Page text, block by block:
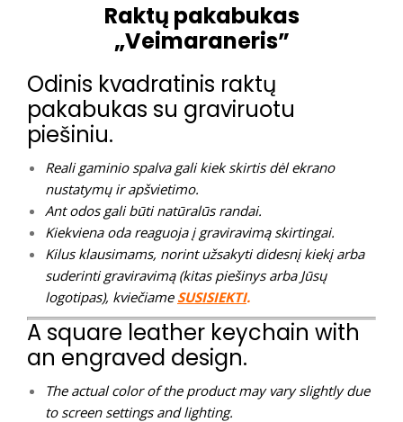
Raktų pakabukas
„Veimaraneris”
Odinis kvadratinis raktų
pakabukas su graviruotu
piešiniu.
Reali gaminio spalva gali kiek skirtis dėl ekrano
nustatymų ir apšvietimo.
Ant odos gali būti natūralūs randai.
Kiekviena oda reaguoja į graviravimą skirtingai.
Kilus klausimams, norint užsakyti didesnį kiekį arba
suderinti graviravimą (kitas piešinys arba Jūsų
logotipas), kviečiame SUSISIEKTI.
A square leather keychain with
an engraved design.
The actual color of the product may vary slightly due
to screen settings and lighting.